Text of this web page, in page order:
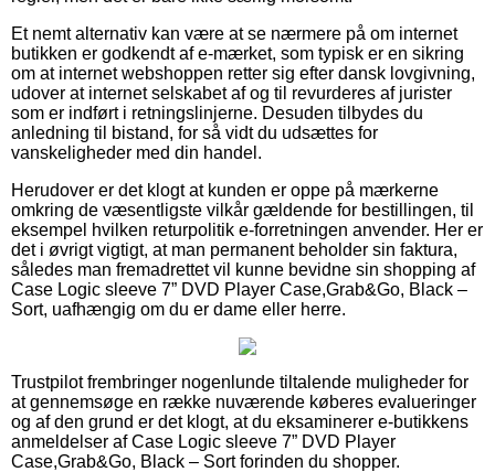
Et nemt alternativ kan være at se nærmere på om internet
butikken er godkendt af e-mærket, som typisk er en sikring
om at internet webshoppen retter sig efter dansk lovgivning,
udover at internet selskabet af og til revurderes af jurister
som er indført i retningslinjerne. Desuden tilbydes du
anledning til bistand, for så vidt du udsættes for
vanskeligheder med din handel.
Herudover er det klogt at kunden er oppe på mærkerne
omkring de væsentligste vilkår gældende for bestillingen, til
eksempel hvilken returpolitik e-forretningen anvender. Her er
det i øvrigt vigtigt, at man permanent beholder sin faktura,
således man fremadrettet vil kunne bevidne sin shopping af
Case Logic sleeve 7” DVD Player Case,Grab&Go, Black –
Sort, uafhængig om du er dame eller herre.
Trustpilot frembringer nogenlunde tiltalende muligheder for
at gennemsøge en række nuværende køberes evalueringer
og af den grund er det klogt, at du eksaminerer e-butikkens
anmeldelser af Case Logic sleeve 7” DVD Player
Case,Grab&Go, Black – Sort forinden du shopper.